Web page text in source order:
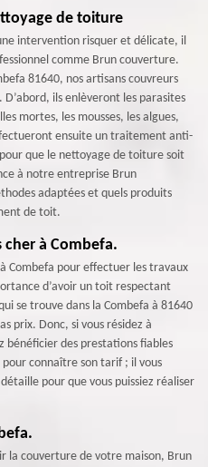
de toiture
intervention risquer et délicate, il
comme Brun couverture.
81640, nos artisans couvreurs
ils enlèveront les parasites
mortes, les mousses, les algues,
ensuite un traitement anti-
que le nettoyage de toiture soit
à notre entreprise Brun
adaptées et quels produits
de toit.
cher à Combefa.
Combefa pour effectuer les travaux
d’avoir un toit respectant
se trouve dans la Combefa à 81640
prix. Donc, si vous résidez à
bénéficier des prestations fiables
connaître son tarif ; il vous
pour que vous puissiez réaliser
la couverture de votre maison, Brun